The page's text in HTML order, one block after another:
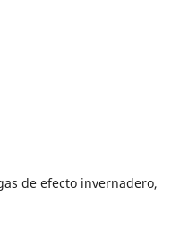
de efecto invernadero,